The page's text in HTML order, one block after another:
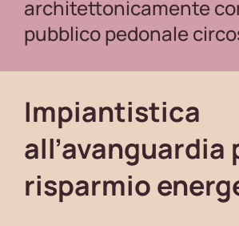
architettonicamente
pubblico pedonale
Impiantistica
all’avanguardia
risparmio